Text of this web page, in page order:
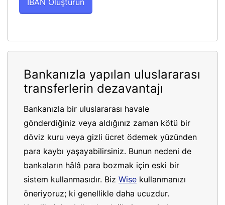
Bankanızla yapılan uluslararası
transferlerin dezavantajı
Bankanızla bir uluslararası havale
gönderdiğiniz veya aldığınız zaman kötü bir
döviz kuru veya gizli ücret ödemek yüzünden
para kaybı yaşayabilirsiniz. Bunun nedeni de
bankaların hâlâ para bozmak için eski bir
sistem kullanmasıdır. Biz Wise kullanmanızı
öneriyoruz; ki genellikle daha ucuzdur.